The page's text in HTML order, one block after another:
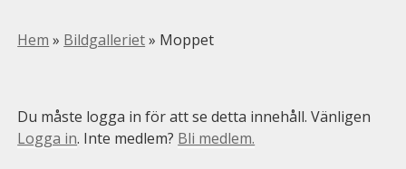
Hem » Bildgalleriet» Moppet
Du måste logga in för att se detta innehåll. Vänligen
Logga in. Inte medlem? Bli medlem.